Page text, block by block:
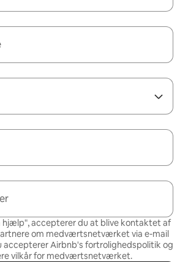
hjælp", accepterer du at blive kontaktet af
om medværtsnetværket via e-mail
accepterer Airbnb's fortrolighedspolitik og
vilkår for medværtsnetværket.